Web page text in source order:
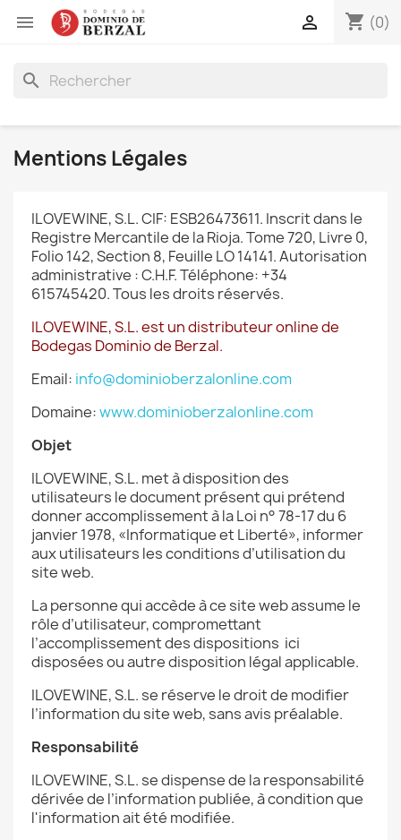
 shopping_cart (0)

search
Mentions Légales
ILOVEWINE, S.L. CIF: ESB26473611. Inscrit dans le
Registre Mercantile de la Rioja. Tome 720, Livre 0,
Folio 142, Section 8, Feuille LO 14141.Autorisation
administrative : C.H.F.Téléphone: +34
615745420.Tous les droits réservés.
ILOVEWINE, S.L. est un distributeur online de
Bodegas Dominio de Berzal.
Email: info@dominioberzalonline.com
Domaine:www.dominioberzalonline.com
Objet
ILOVEWINE, S.L. met à disposition des
utilisateurs le document présent qui prétend
donner accomplissement à la Loi n° 78-17 du 6
janvier 1978, «Informatique et Liberté», informer
aux utilisateurs les conditions d’utilisation du
site web.
La personne qui accède à ce site web assume le
rôle d’utilisateur, compromettant
l’accomplissement des dispositions ici
disposées ou autre disposition légal applicable.
ILOVEWINE, S.L. se réserve le droit de modifier
l’information du site web, sans avis préalable.
Responsabilité
ILOVEWINE, S.L. se dispense de la responsabilité
dérivée de l’information publiée, à condition que
l'information ait été modifiée.